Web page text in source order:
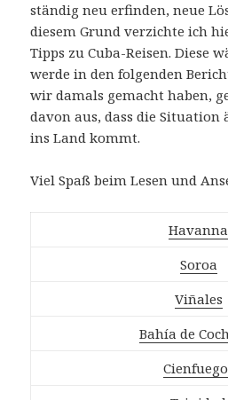
ständig neu erfinden, neue
diesem Grund verzichte ich
Tipps zu Cuba-Reisen. Diese
werde in den folgenden
wir damals gemacht haben,
davon aus, dass die
ins Land kommt.
Viel Spaß beim Lesen und
Havanna
Soroa
Viñales
Bahía de